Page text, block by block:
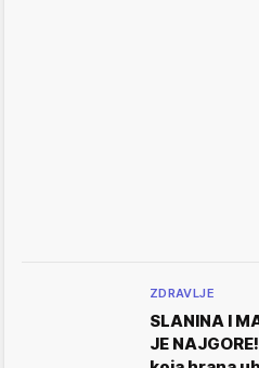
ZDRAVLJE
SLANINA I
JE